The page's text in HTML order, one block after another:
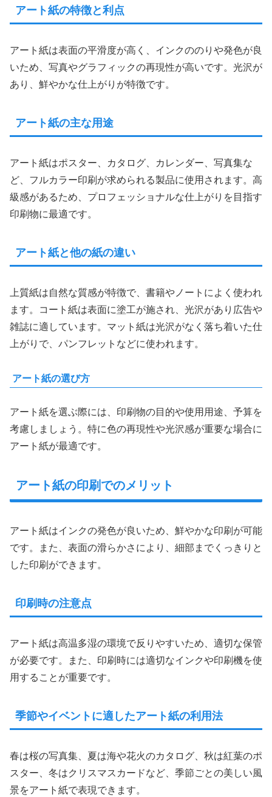
アート紙の特徴と利点
アート紙は表面の平滑度が高く、インクののりや発色が良
いため、写真やグラフィックの再現性が高いです。光沢が
あり、鮮やかな仕上がりが特徴です。
アート紙の主な用途
アート紙はポスター、カタログ、カレンダー、写真集な
ど、フルカラー印刷が求められる製品に使用されます。高
級感があるため、プロフェッショナルな仕上がりを目指す
印刷物に最適です。
アート紙と他の紙の違い
上質紙は自然な質感が特徴で、書籍やノートによく使われ
ます。コート紙は表面に塗工が施され、光沢があり広告や
雑誌に適しています。マット紙は光沢がなく落ち着いた仕
上がりで、パンフレットなどに使われます。
アート紙の選び方
アート紙を選ぶ際には、印刷物の目的や使用用途、予算を
考慮しましょう。特に色の再現性や光沢感が重要な場合に
アート紙が最適です。
アート紙の印刷でのメリット
アート紙はインクの発色が良いため、鮮やかな印刷が可能
です。また、表面の滑らかさにより、細部までくっきりと
した印刷ができます。
印刷時の注意点
アート紙は高温多湿の環境で反りやすいため、適切な保管
が必要です。また、印刷時には適切なインクや印刷機を使
用することが重要です。
季節やイベントに適したアート紙の利用法
春は桜の写真集、夏は海や花火のカタログ、秋は紅葉のポ
スター、冬はクリスマスカードなど、季節ごとの美しい風
景をアート紙で表現できます。